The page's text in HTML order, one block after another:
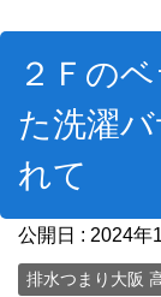
２Ｆの
た洗濯
れて
公開日 : 2024年
排水つまり大阪